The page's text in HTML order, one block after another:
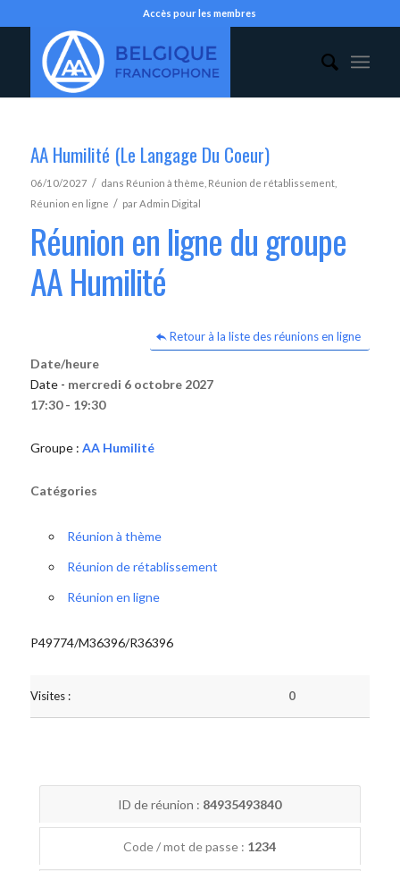
Accès pour les membres
AA Humilité (Le Langage Du Coeur)
06/10/2027 / dans Réunion à thème Réunion de rétablissement,
Réunion en ligne / parAdmin Digital
Réunion en ligne du groupe
AA Humilité
Retour à la liste des réunions en ligne
Date/heure
Date - mercredi 6 octobre 2027
17:30 - 19:30
Groupe : AA Humilité
Catégories
Réunion à thème
Réunion de rétablissement
Réunion en ligne
P49774/M36396/R36396
Visites : 0
ID de réunion : 84935493840
Code / mot de passe : 1234